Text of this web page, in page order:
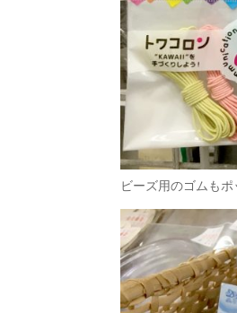
ビーズ用のゴムも